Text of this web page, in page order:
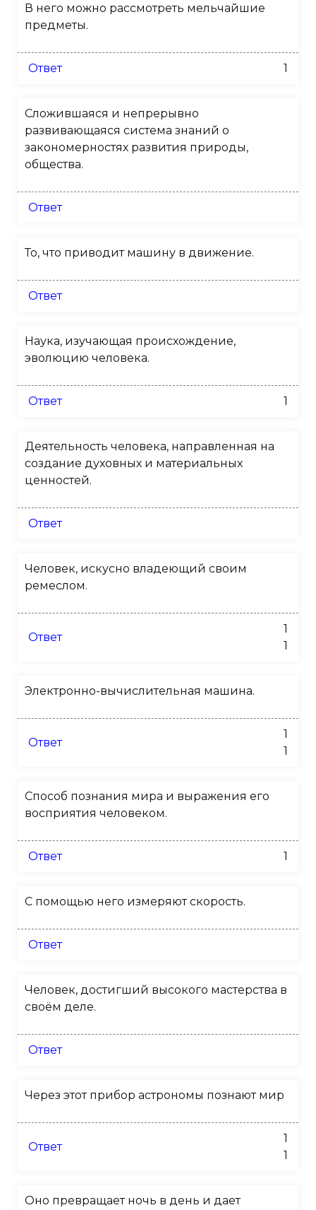
В него можно рассмотреть мельчайшие
предметы.
Ответ 1
Сложившаяся и непрерывно
развивающаяся система знаний о
закономерностях развития природы,
общества.
Ответ
То, что приводит машину в движение.
Ответ
Наука, изучающая происхождение,
эволюцию человека.
Ответ 1
Деятельность человека, направленная на
создание духовных и материальных
ценностей.
Ответ
Человек, искусно владеющий своим
ремеслом.
Ответ
1
1
Электронно-вычислительная машина.
Ответ
1
1
Способ познания мира и выражения его
восприятия человеком.
Ответ 1
С помощью него измеряют скорость.
Ответ
Человек, достигший высокого мастерства в
своём деле.
Ответ
Через этот прибор астрономы познают мир
Ответ
1
1
Оно превращает ночь в день и дает